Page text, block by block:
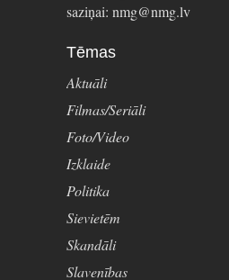
saziņai: nmg@nmg.lv
Tēmas
Aktuāli
Filmas/Seriāli
Foto/Video
Izklaide
Politika
Sievietēm
Skandāli
Slavenības